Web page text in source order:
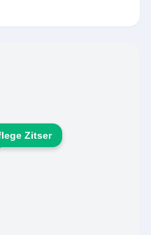
wird
im eigenen Zuhause
Begleitung für
Zitser